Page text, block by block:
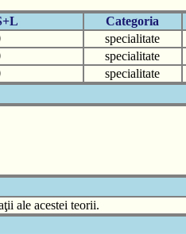
Categoria
specialitate
specialitate
specialitate
ale acestei teorii.